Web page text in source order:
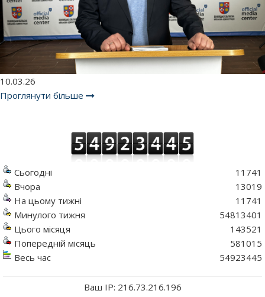
10.03.26
Проглянути більше
Сьогодні
Вчора
На цьому тижні
Минулого тижня
Цього місяця
Попередній місяць
Весь час
11741
13019
11741
54813401
143521
581015
54923445
Ваш IP: 216.73.216.196